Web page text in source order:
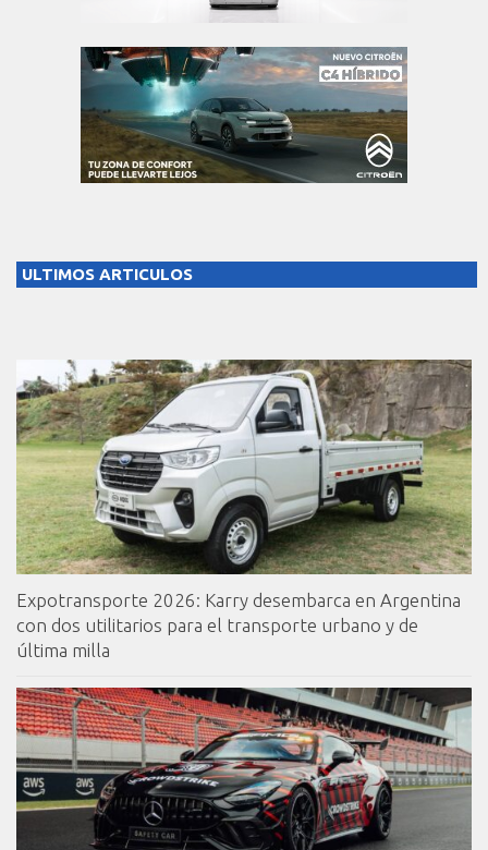
ULTIMOS ARTICULOS
Expotransporte 2026: Karry desembarca en Argentina
con dos utilitarios para el transporte urbano y de
última milla